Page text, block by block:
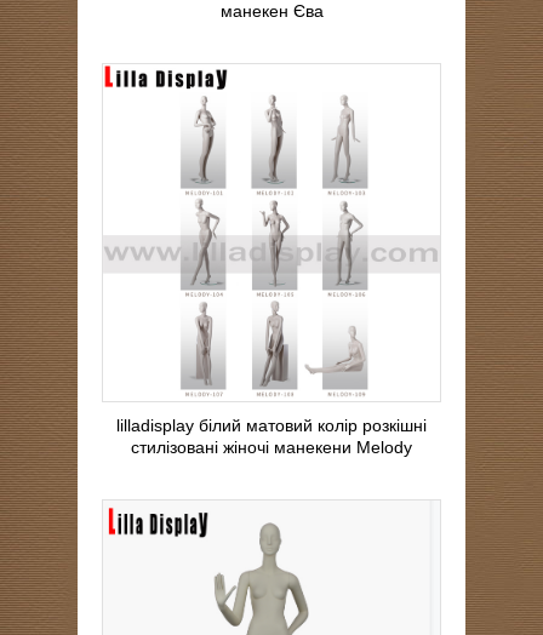
манекен Єва
lilladisplay білий матовий колір розкішні
стилізовані жіночі манекени Melody